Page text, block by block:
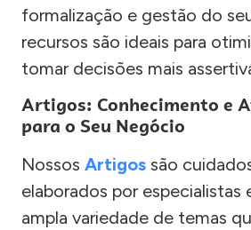
formalização e gestão do
recursos são ideais para
tomar decisões mais
Artigos: Conhecimento e
para o Seu Negócio
Nossos Artigos são
elaborados por especialistas
ampla variedade de temas